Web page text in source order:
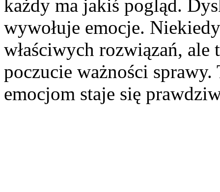
każdy ma jakiś pogląd.
wywołuje emocje.
właściwych rozwiązań, ale
poczucie ważności
emocjom staje się